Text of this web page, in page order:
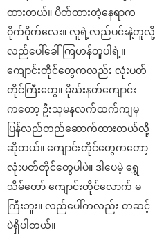
ထားတယ်။ ပိတ်ထားတဲ့နေရာက
ဝိုက်ဝိုက်လေး။ လူရဲ့လည်ပင်းနဲ့တူလို့
လည်ပေါ်ခေါ်ကြဟန်တူပါရဲ့။
ကျောင်းတိုင်တွေကလည်း လုံးပတ်
တိုင်ကြီးတွေ။ မိုဃ်းနတ်ကျောင်း
ကတော့ ဦးသုမနလက်ထက်ကျမှ
ပြန်လည်တည်ဆောက်ထားတယ်လို့
ဆိုတယ်။ ကျောင်းတိုင်တွေကတော့
လုံးပတ်တိုင်တွေပါပဲ။ ဒါပေမဲ့ ရွှေ
သိမ်တော် ကျောင်းတိုင်လောက် မ
ကြီးဘူး။ လည်ပေါ်ကလည်း တဆင့်
ပဲရှိပါတယ်။